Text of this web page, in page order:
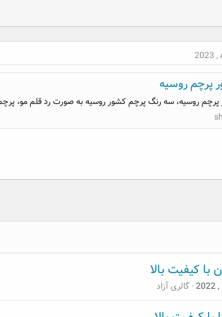
2023 ,
پرچم روسیه
پرچم روسیه، سه رنگ پرچم کشور روسیه به صورت رد قلم مو،
کیفیت بالا
2022 گالری آزاد